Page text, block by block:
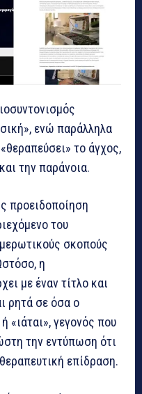
ενώ παράλληλα
το άγχος,
την παράνοια.
προειδοποίηση
του
σκοπούς
η
με έναν τίτλο και
ρητά σε όσα ο
«ιάται», γεγονός που
την εντύπωση ότι
επίδραση.